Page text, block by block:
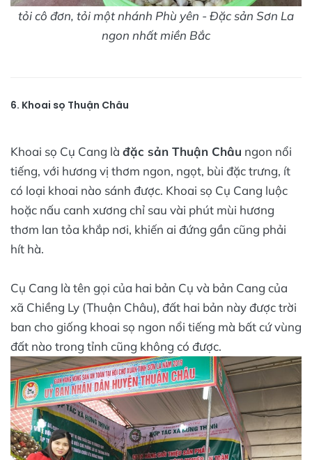
tỏi cô đơn, tỏi một nhánh Phù yên - Đặc sản Sơn La
ngon nhất miền Bắc
6. Khoai sọ Thuận Châu
Khoai sọ Cụ Cang là đặc sản Thuận Châu ngon nổi
tiếng, với hương vị thơm ngon, ngọt, bùi đặc trưng, ít
có loại khoai nào sánh được. Khoai sọ Cụ Cang luộc
hoặc nấu canh xương chỉ sau vài phút mùi hương
thơm lan tỏa khắp nơi, khiến ai đứng gần cũng phải
hít hà.
Cụ Cang là tên gọi của hai bản Cụ và bản Cang của
xã Chiềng Ly (Thuận Châu), đất hai bản này được trời
ban cho giống khoai sọ ngon nổi tiếng mà bất cứ vùng
đất nào trong tỉnh cũng không có được.